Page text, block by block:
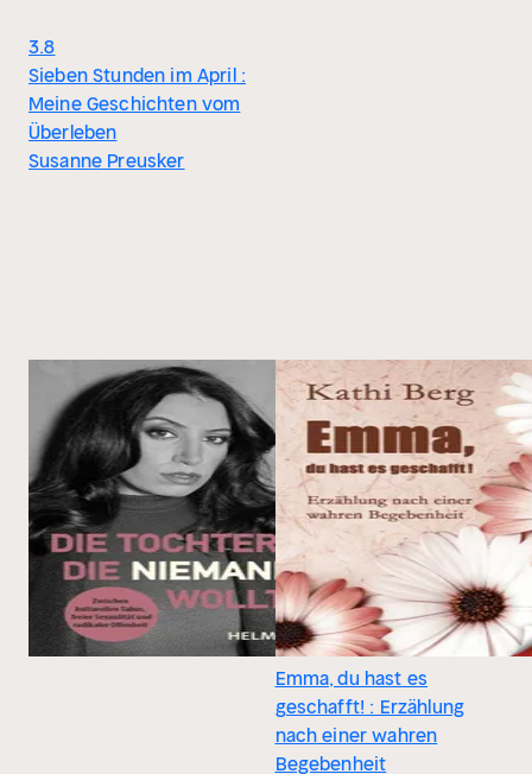
3.8
Sieben Stunden im April :
Meine Geschichten vom
Überleben
Susanne Preusker
Emma, du hast es
geschafft! : Erzählung
nach einer wahren
Begebenheit